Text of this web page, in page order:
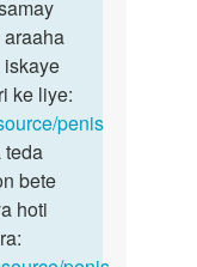
iskaye
ke liye:
penis
teda
bete
hoti